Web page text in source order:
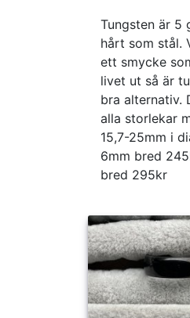
Tungsten är 5
hårt som stål.
ett smycke
livet ut så är
bra alternativ.
alla storlekar
15,7-25mm i
6mm bred
bred 295kr